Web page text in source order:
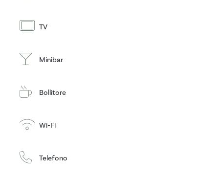
TV
Minibar
Bollitore
Wi-Fi
Telefono